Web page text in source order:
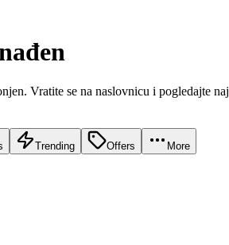
Vratite se na naslovnicu i pogledajte
Trending Offers More